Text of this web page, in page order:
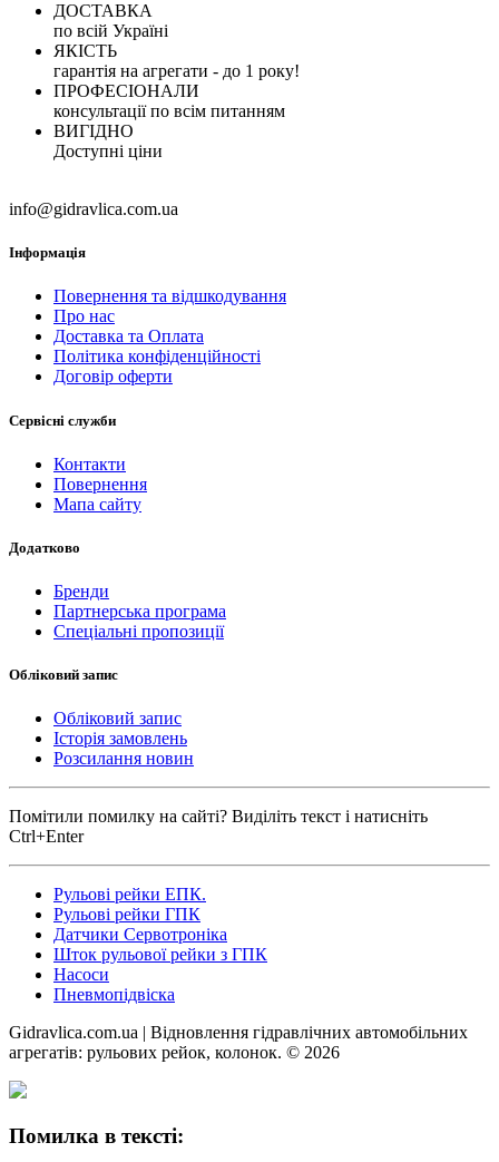
ДОСТАВКА
по всій Україні
ЯКІСТЬ
гарантія на агрегати - до 1 року!
ПРОФЕСІОНАЛИ
консультації по всім питанням
ВИГІДНО
Доступні ціни
info@gidravlica.com.ua
Інформація
Повернення та відшкодування
Про нас
Доставка та Оплата
Політика конфіденційності
Договір оферти
Сервісні служби
Контакти
Повернення
Мапа сайту
Додатково
Бренди
Партнерська програма
Спеціальні пропозиції
Обліковий запис
Обліковий запис
Історія замовлень
Розсилання новин
Помітили помилку на сайті? Виділіть текст і натисніть
Ctrl+Enter
Рульові рейки ЕПК.
Рульові рейки ГПК
Датчики Сервотроніка
Шток рульової рейки з ГПК
Насоси
Пневмопідвіска
Gidravlica.com.ua | Відновлення гідравлічних автомобільних
агрегатів: рульових рейок, колонок. © 2026
Помилка в тексті: